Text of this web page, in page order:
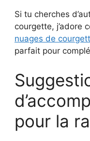
Si tu cherches
courgette, j’adore
nuages de
parfait pour
pour la